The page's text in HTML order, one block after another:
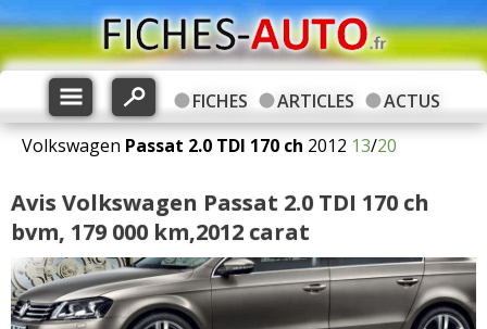
FICHES ARTICLES
ACTUS
Volkswagen Passat 2.0 TDI 170 ch 2012 13/20
Avis Volkswagen Passat 2.0 TDI 170 ch
bvm, 179 000 km,2012 carat